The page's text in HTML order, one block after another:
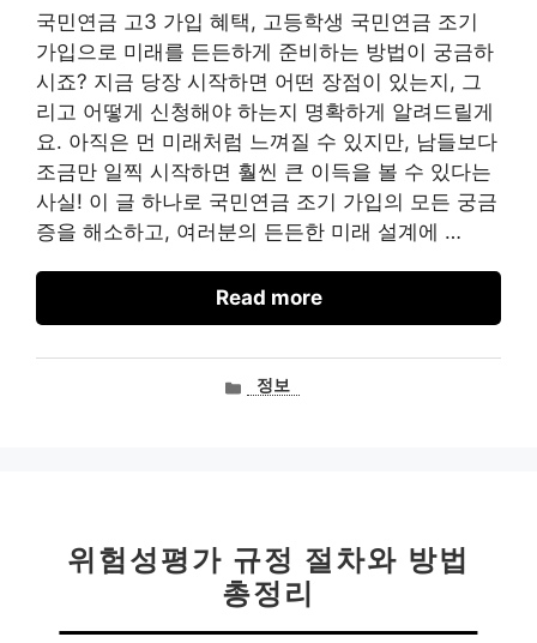
국민연금 고3 가입 혜택, 고등학생 국민연금 조기
가입으로 미래를 든든하게 준비하는 방법이 궁금하
시죠? 지금 당장 시작하면 어떤 장점이 있는지, 그
리고 어떻게 신청해야 하는지 명확하게 알려드릴게
요. 아직은 먼 미래처럼 느껴질 수 있지만, 남들보다
조금만 일찍 시작하면 훨씬 큰 이득을 볼 수 있다는
사실! 이 글 하나로 국민연금 조기 가입의 모든 궁금
증을 해소하고, 여러분의 든든한 미래 설계에 …
Read more
카정보
위험성평가 규정 절차와 방법
총정리